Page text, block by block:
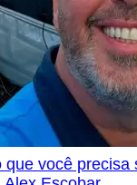
que você precisa